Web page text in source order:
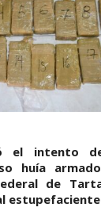
el intento
huía
de